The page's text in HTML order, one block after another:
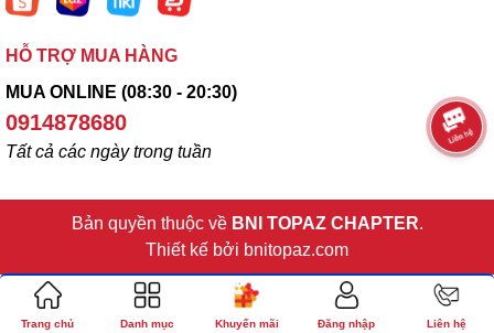
HỖ TRỢ MUA HÀNG
MUA ONLINE (08:30 - 20:30)
0914878680
Tất cả các ngày trong tuần
Bản quyền thuộc về BNI TOPAZ CHAPTER.
Thiết kế bởi bnitopaz.com
Trang chủ Danh mục Khuyến mãi Đăng nhập Liên hệ